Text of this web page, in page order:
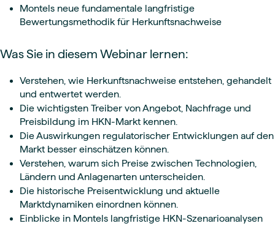
Montels neue fundamentale langfristige
Bewertungsmethodik für Herkunftsnachweise
Was Sie in diesem Webinar lernen:
Verstehen, wie Herkunftsnachweise entstehen, gehandelt
und entwertet werden.
Die wichtigsten Treiber von Angebot, Nachfrage und
Preisbildung im HKN-Markt kennen.
Die Auswirkungen regulatorischer Entwicklungen auf den
Markt besser einschätzen können.
Verstehen, warum sich Preise zwischen Technologien,
Ländern und Anlagenarten unterscheiden.
Die historische Preisentwicklung und aktuelle
Marktdynamiken einordnen können.
Einblicke in Montels langfristige HKN-Szenarioanalysen